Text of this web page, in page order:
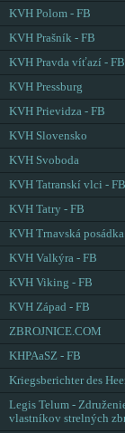
KVH Polom - FB
KVH Prašník - FB
KVH Pravda víťazí - FB
KVH Pressburg
KVH Prievidza - FB
KVH Slovensko
KVH Svoboda
KVH Tatranskí vlci - FB
KVH Tatry - FB
KVH Trnavská posádka
KVH Valkýra - FB
KVH Viking - FB
KVH Západ - FB
ZBROJNICE.COM
KHPAaSZ - FB
Kriegsberichter des
Legis Telum -
vlastníkov strelných